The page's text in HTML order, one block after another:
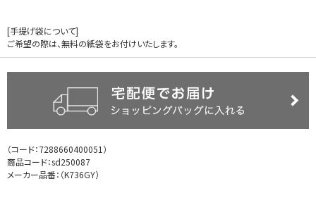
[手提げ袋について]
ご希望の際は、無料の紙袋をお付けいたします。
（コード：7288660400051 ）
商品コード：sd250087
メーカー品番：（K736GY）